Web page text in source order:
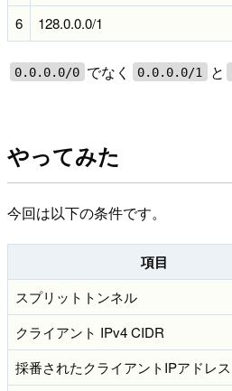
6
128.0.0.0/1
0.0.0.0/0 でなく 0.0.0.0/1 と
やってみた
今回は以下の条件です。
項目
スプリットトンネル
クライアント IPv4 CIDR
採番されたクライアントIPアドレス